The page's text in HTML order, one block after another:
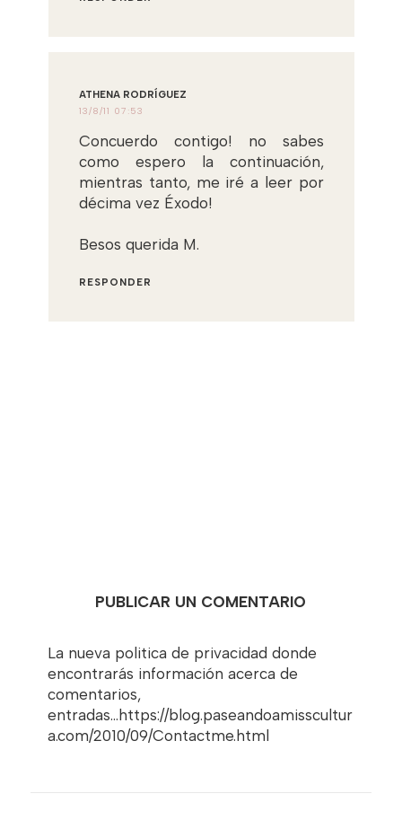
ATHENA RODRÍGUEZ
13/8/11 07:53
Concuerdo contigo! no sabes
como espero la continuación,
mientras tanto, me iré a leer por
décima vez Éxodo!
Besos querida M.
RESPONDER
PUBLICAR UN COMENTARIO
La nueva politica de privacidad donde
encontrarás información acerca de
comentarios,
entradas...https://blog.paseandoamisscultur
a.com/2010/09/Contactme.html